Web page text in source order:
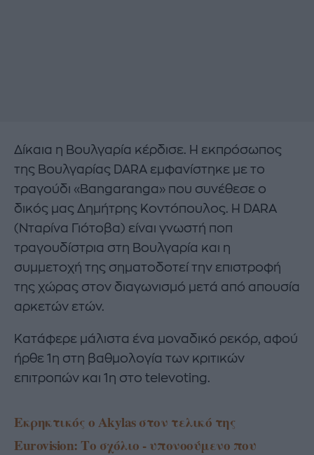
Δίκαια η Βουλγαρία κέρδισε. Η εκπρόσωπος
της Βουλγαρίας DARA εμφανίστηκε με το
τραγούδι «Bangaranga» που συνέθεσε ο
δικός μας Δημήτρης Κοντόπουλος. Η DARA
(Νταρίνα Γιότοβα) είναι γνωστή ποπ
τραγουδίστρια στη Βουλγαρία και η
συμμετοχή της σηματοδοτεί την επιστροφή
της χώρας στον διαγωνισμό μετά από απουσία
αρκετών ετών.
Κατάφερε μάλιστα ένα μοναδικό ρεκόρ, αφού
ήρθε 1η στη βαθμολογία των κριτικών
επιτροπών και 1η στο televoting.
Εκρηκτικός ο Akylas στον τελικό της
Eurovision: Tο σχόλιο - υπονοούμενο που